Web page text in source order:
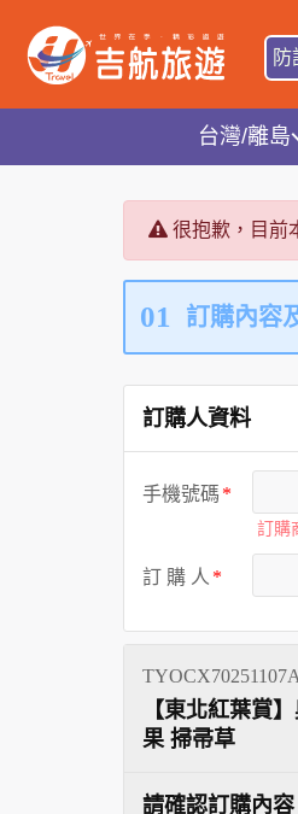
台灣/離島
很抱歉，目前
01 訂購內容
訂購人資料
手機號碼
訂購
訂 購 人
【東北紅葉賞
果 掃帚草
請確認訂購內容